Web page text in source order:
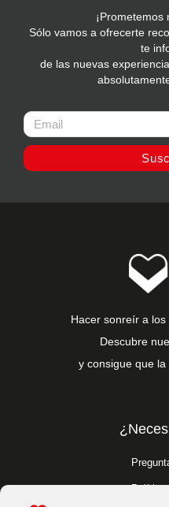
¡Prometemos
Sólo vamos a ofrecerte
te
de las nuevas
Hacer sonreír a los
Descubre
y consigue que la
Política